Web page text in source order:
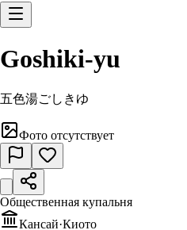
Goshiki-yu
五色湯ごしきゆ
Фото отсутствует
Общественная купальня
Кансай·Киото